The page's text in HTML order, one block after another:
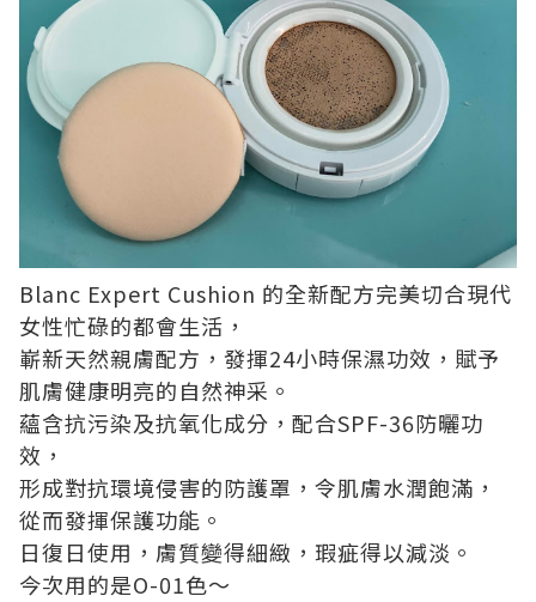
Blanc Expert Cushion 的全新配方完美切合現代
女性忙碌的都會生活，
嶄新天然親膚配方，發揮24小時保濕功效，賦予
肌膚健康明亮的自然神采。
蘊含抗污染及抗氧化成分，配合SPF-36防曬功
效，
形成對抗環境侵害的防護罩，令肌膚水潤飽滿，
從而發揮保護功能。
日復日使用，膚質變得細緻，瑕疵得以減淡。
今次用的是O-01色～